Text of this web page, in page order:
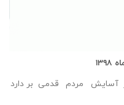
آسایش مردم قدمی بر دارد